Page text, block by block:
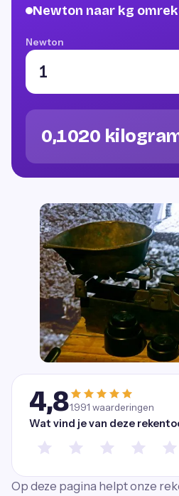
Newton naar kg
Newton
0,1020
4,81.991 waarderingen
Wat vind je van deze
Op deze pagina helpt onze